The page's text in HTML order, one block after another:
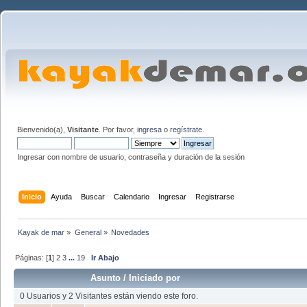
Bienvenido(a), Visitante . Por favor, ingresa o regístrate
Ingresar con nombre de usuario, contraseña y duración de la sesión
Inicio Ayuda Buscar Calendario Ingresar Registrarse
Kayak de mar » General» Novedades
Páginas: [1]2 3 ... 19 Ir Abajo
Asunto /Iniciado por
0 Usuarios y 2 Visitantes están viendo este foro.